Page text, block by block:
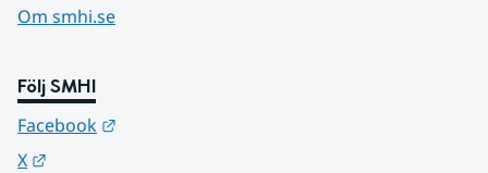
Om smhi.se
Följ SMHI
Facebook
X